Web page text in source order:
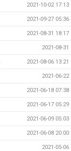
2021-10-02 17:13
2021-09-27 05:36
2021-08-31 18:17
2021-08-31
2021-08-06 13:21
2021-06-22
2021-06-18 07:38
2021-06-17 05:29
2021-06-09 05:03
2021-06-08 20:00
2021-05-06